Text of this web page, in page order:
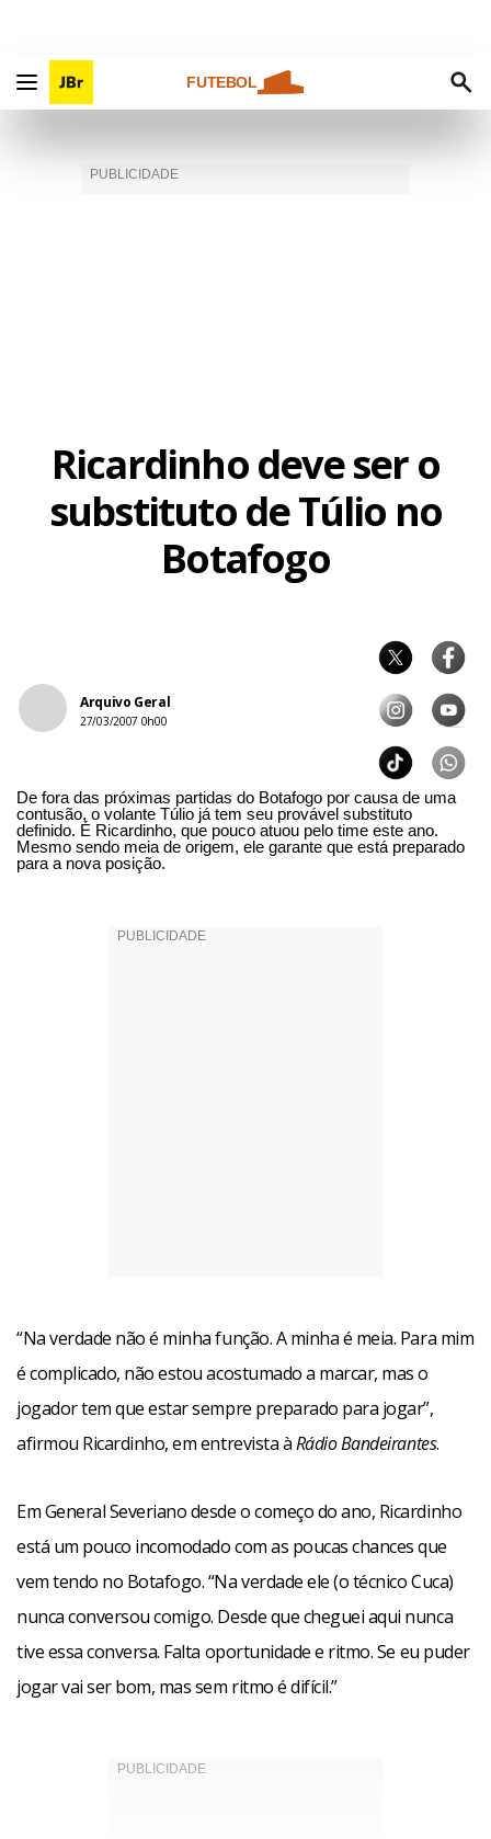
FUTEBOL
Ricardinho deve ser o
substituto de Túlio no
Botafogo
Arquivo Geral
27/03/2007 0h00
De fora das próximas partidas do Botafogo por causa de uma
contusão, o volante Túlio já tem seu provável substituto
definido. É Ricardinho, que pouco atuou pelo time este ano.
Mesmo sendo meia de origem, ele garante que está preparado
para a nova posição.
“Na verdade não é minha função. A minha é meia. Para mim
é complicado, não estou acostumado a marcar, mas o
jogador tem que estar sempre preparado para jogar”,
afirmou Ricardinho, em entrevista àRádio Bandeirantes.
Em General Severiano desde o começo do ano, Ricardinho
está um pouco incomodado com as poucas chances que
vem tendo no Botafogo. “Na verdade ele (o técnico Cuca)
nunca conversou comigo. Desde que cheguei aqui nunca
tive essa conversa. Falta oportunidade e ritmo. Se eu puder
jogar vai ser bom, mas sem ritmo é difícil.”